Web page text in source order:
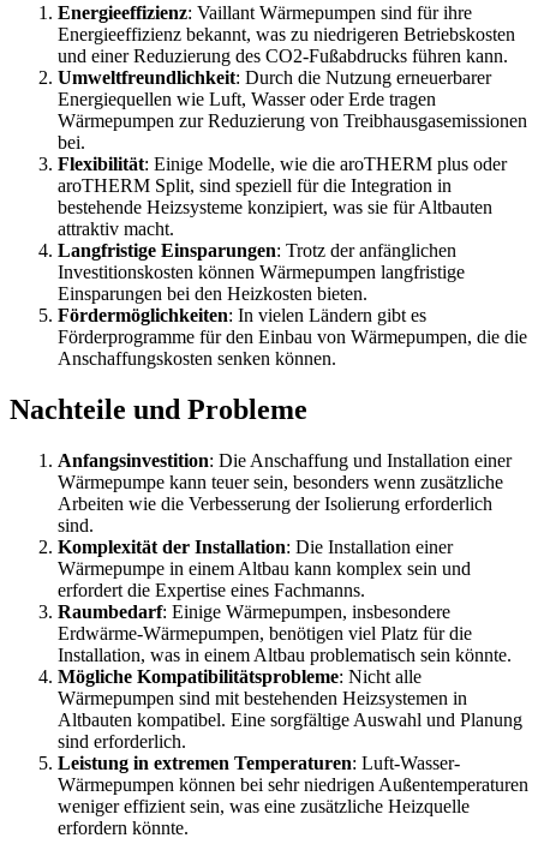
Energieeffizienz: Vaillant Wärmepumpen sind für ihre
Energieeffizienz bekannt, was zu niedrigeren Betriebskosten
und einer Reduzierung des CO2-Fußabdrucks führen kann.
Umweltfreundlichkeit: Durch die Nutzung erneuerbarer
Energiequellen wie Luft, Wasser oder Erde tragen
Wärmepumpen zur Reduzierung von Treibhausgasemissionen
bei.
Flexibilität: Einige Modelle, wie die aroTHERM plus oder
aroTHERM Split, sind speziell für die Integration in
bestehende Heizsysteme konzipiert, was sie für Altbauten
attraktiv macht.
Langfristige Einsparungen: Trotz der anfänglichen
Investitionskosten können Wärmepumpen langfristige
Einsparungen bei den Heizkosten bieten.
Fördermöglichkeiten: In vielen Ländern gibt es
Förderprogramme für den Einbau von Wärmepumpen, die die
Anschaffungskosten senken können.
Nachteile und Probleme
Anfangsinvestition: Die Anschaffung und Installation einer
Wärmepumpe kann teuer sein, besonders wenn zusätzliche
Arbeiten wie die Verbesserung der Isolierung erforderlich
sind.
Komplexität der Installation: Die Installation einer
Wärmepumpe in einem Altbau kann komplex sein und
erfordert die Expertise eines Fachmanns.
Raumbedarf: Einige Wärmepumpen, insbesondere
Erdwärme-Wärmepumpen, benötigen viel Platz für die
Installation, was in einem Altbau problematisch sein könnte.
Mögliche Kompatibilitätsprobleme: Nicht alle
Wärmepumpen sind mit bestehenden Heizsystemen in
Altbauten kompatibel. Eine sorgfältige Auswahl und Planung
sind erforderlich.
Leistung in extremen Temperaturen: Luft-Wasser-
Wärmepumpen können bei sehr niedrigen Außentemperaturen
weniger effizient sein, was eine zusätzliche Heizquelle
erfordern könnte.